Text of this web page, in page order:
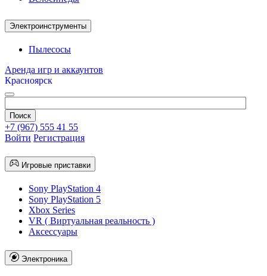
Электроинструменты
Пылесосы
Аренда игр и аккаунтов
Красноярск
+7 (967) 555 41 55
Войти Регистрация
Игровые приставки
Sony PlayStation 4
Sony PlayStation 5
Xbox Series
VR ( Виртуальная реальность )
Аксессуары
Электроника